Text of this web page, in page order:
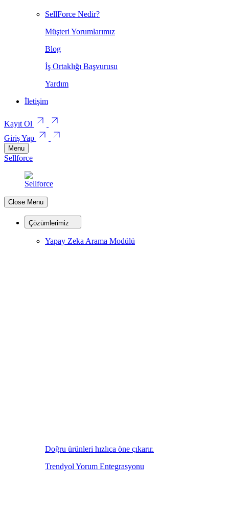
SellForce Nedir?
Müşteri Yorumlarımız
Blog
İş Ortaklığı Başvurusu
Yardım
İletişim
Kayıt Ol
Giriş Yap
Menu
Sellforce
Close Menu
Çözümlerimiz
Yapay Zeka Arama Modülü
Doğru ürünleri hızlıca öne çıkarır.
Trendyol Yorum Entegrasyonu